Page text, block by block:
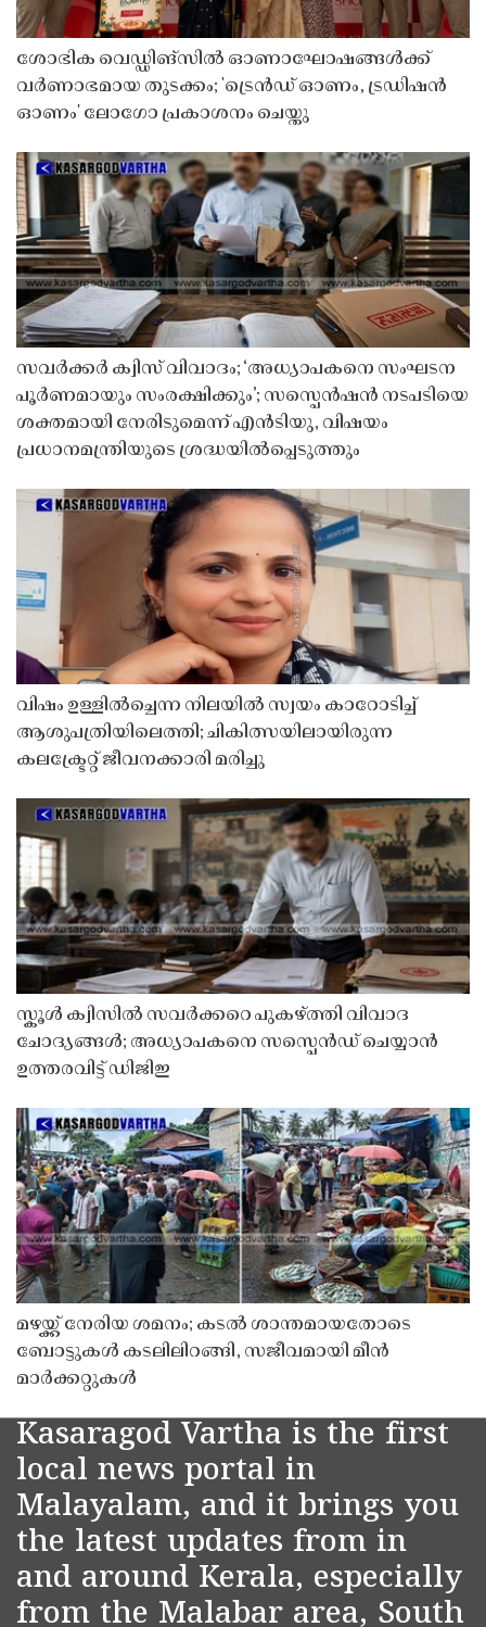
ശോഭിക വെഡ്ഡിങ്സിൽ ഓണാഘോഷങ്ങൾക്ക്
വർണാഭമായ തുടക്കം; 'ട്രെൻഡ് ഓണം, ട്രഡിഷൻ
ഓണം' ലോഗോ പ്രകാശനം ചെയ്തു
സവർക്കർ ക്വിസ് വിവാദം; ‘അധ്യാപകനെ സംഘടന
പൂർണമായും സംരക്ഷിക്കും’; സസ്പെൻഷൻ നടപടിയെ
ശക്തമായി നേരിടുമെന്ന് എൻടിയു, വിഷയം
പ്രധാനമന്ത്രിയുടെ ശ്രദ്ധയിൽപ്പെടുത്തും
വിഷം ഉള്ളിൽച്ചെന്ന നിലയിൽ സ്വയം കാറോടിച്ച്
ആശുപത്രിയിലെത്തി; ചികിത്സയിലായിരുന്ന
കലക്ട്രേറ്റ് ജീവനക്കാരി മരിച്ചു
സ്കൂൾ ക്വിസിൽ സവർക്കറെ പുകഴ്ത്തി വിവാദ
ചോദ്യങ്ങൾ; അധ്യാപകനെ സസ്പെൻഡ് ചെയ്യാൻ
ഉത്തരവിട്ട് ഡിജിഇ
മഴയ്ക്ക് നേരിയ ശമനം; കടൽ ശാന്തമായതോടെ
ബോട്ടുകൾ കടലിലിറങ്ങി, സജീവമായി മീൻ
മാർക്കറ്റുകൾ
Kasaragod Vartha is the first
local news portal in
Malayalam, and it brings you
the latest updates from in
and around Kerala, especially
from the Malabar area, South